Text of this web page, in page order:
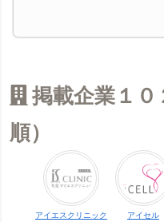
掲載企業１
順）
アイエスクリニック アイセル